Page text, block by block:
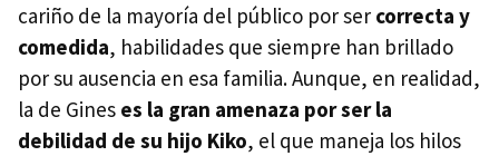
cariño de la mayoría del público por ser correcta y
comedida, habilidades que siempre han brillado
por su ausencia en esa familia. Aunque, en realidad,
la de Gines es la gran amenaza por ser la
debilidad de su hijo Kiko, el que maneja los hilos